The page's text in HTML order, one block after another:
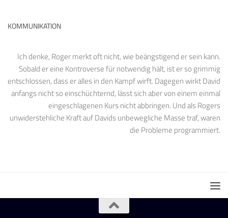
KOMMUNIKATION
Ich denke, Roger merkt oft nicht, wie beängstigend er sein kann.
Sobald er eine Kontroverse für notwendig hält, ist er so grimmig
entschlossen, dass er alles in den Kampf wirft. Dagegen wirkt David
anfangs nicht so einschüchternd, lässt sich aber von einem einmal
eingeschlagenen Kurs nicht abbringen. Und als Rogers
unwiderstehliche Kraft auf Davids unbewegliche Masse traf, waren
die Probleme programmiert.